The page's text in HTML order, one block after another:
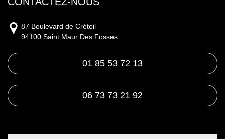
87 Boulevard de Créteil
94100 Saint Maur Des Fosses
01 85 53 72 13
06 73 73 21 92